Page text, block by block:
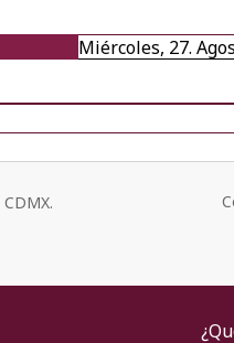
Miércoles, 27.